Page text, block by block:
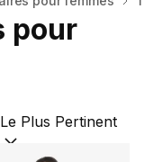
pour
Trier par :(optional)